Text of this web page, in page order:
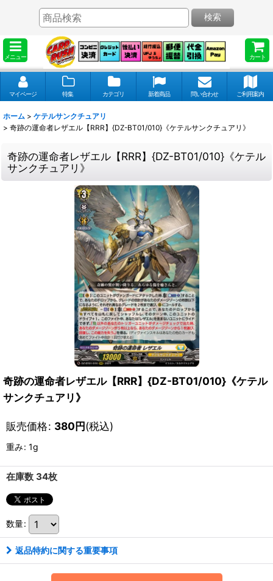
メニュー カート
検索
マイページ 特集 カテゴリ 新着商品 問い合わせ ご利用案内
ホーム > ケテルサンクチュアリ
> 奇跡の運命者レザエル【RRR】{DZ-BT01/010}《ケテルサンクチュアリ》
奇跡の運命者レザエル【RRR】{DZ-BT01/010}《ケテル
サンクチュアリ》
奇跡の運命者レザエル【RRR】{DZ-BT01/010}《ケテル
サンクチュアリ》
販売価格: 380円(税込)
重み: 1g
在庫数 34枚
数量:
返品特約に関する重要事項